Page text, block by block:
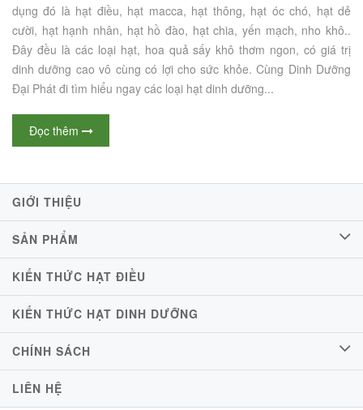
dụng đó là hạt điều, hạt macca, hạt thông, hạt óc chó, hạt dẻ
cười, hạt hạnh nhân, hạt hồ đào, hạt chia, yến mạch, nho khô..
Đây đều là các loại hạt, hoa quả sấy khô thơm ngon, có giá trị
dinh dưỡng cao vô cùng có lợi cho sức khỏe. Cùng Dinh Dưỡng
Đại Phát đi tìm hiểu ngay các loại hạt dinh dưỡng...
Đọc thêm
GIỚI THIỆU
SẢN PHẨM
KIẾN THỨC HẠT ĐIỀU
KIẾN THỨC HẠT DINH DƯỠNG
CHÍNH SÁCH
LIÊN HỆ